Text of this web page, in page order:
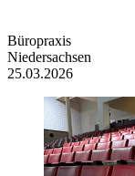
Büropraxis
Niedersachsen
25.03.2026